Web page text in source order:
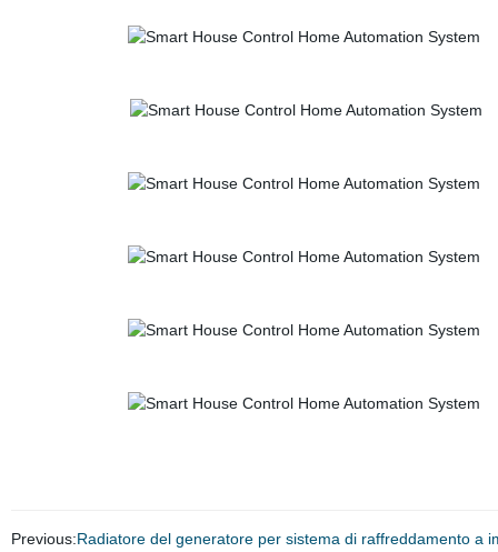
Previous:Radiatore del generatore per sistema di raffreddamento a